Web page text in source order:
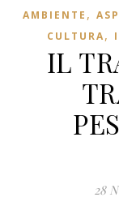
AMBIENTE ,
CULTURA,
IL
28